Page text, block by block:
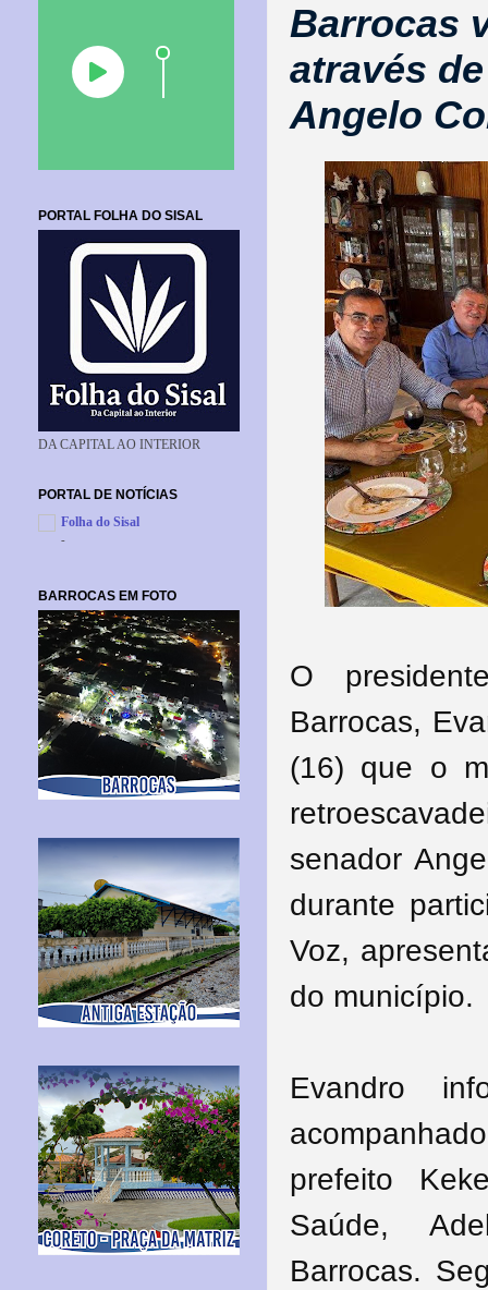
Barrocas
através
Angelo
O
Barrocas,
(16) que o
senador
durante
Voz,
do município.
Evandro
prefeito
Saúde,
Barrocas.
PORTAL FOLHA DO SISAL
DA CAPITAL AO INTERIOR
PORTAL DE NOTÍCIAS
Folha do Sisal
-
BARROCAS EM FOTO